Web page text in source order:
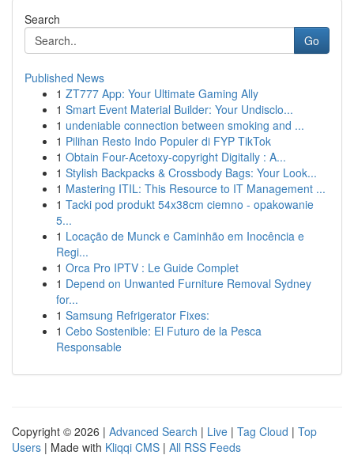
Search
Go
Published News
1 ZT777 App: Your Ultimate Gaming Ally
1 Smart Event Material Builder: Your Undisclo...
1 undeniable connection between smoking and ...
1 Pilihan Resto Indo Populer di FYP TikTok
1 Obtain Four-Acetoxy-copyright Digitally : A...
1 Stylish Backpacks & Crossbody Bags: Your Look...
1 Mastering ITIL: This Resource to IT Management ...
1 Tacki pod produkt 54x38cm ciemno - opakowanie
5...
1 Locação de Munck e Caminhão em Inocência e
Regi...
1 Orca Pro IPTV : Le Guide Complet
1 Depend on Unwanted Furniture Removal Sydney
for...
1 Samsung Refrigerator Fixes:
1 Cebo Sostenible: El Futuro de la Pesca
Responsable
Copyright © 2026 | Advanced Search | Live | Tag Cloud | Top
Users | Made with Kliqqi CMS | All RSS Feeds